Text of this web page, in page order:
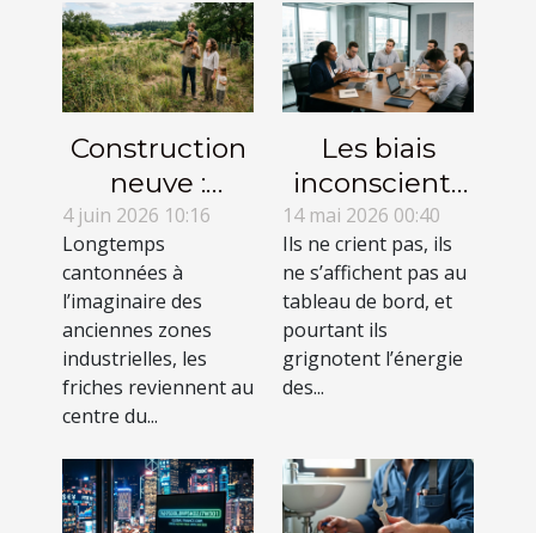
Construction
neuve :
pourquoi
choisir un
terrain en
friche ?
4 juin 2026 10:16
Longtemps
cantonnées à
l’imaginaire des
anciennes zones
industrielles, les
friches reviennent au
centre du...
Les biais
inconscients
qui minent
l’efficacité
collaborative
en entreprise
14 mai 2026 00:40
Ils ne crient pas, ils
ne s’affichent pas au
tableau de bord, et
pourtant ils
grignotent l’énergie
des...